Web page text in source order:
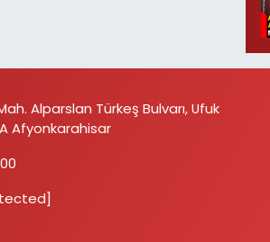
Alparslan Türkeş Bulvarı, Ufuk
Afyonkarahisar